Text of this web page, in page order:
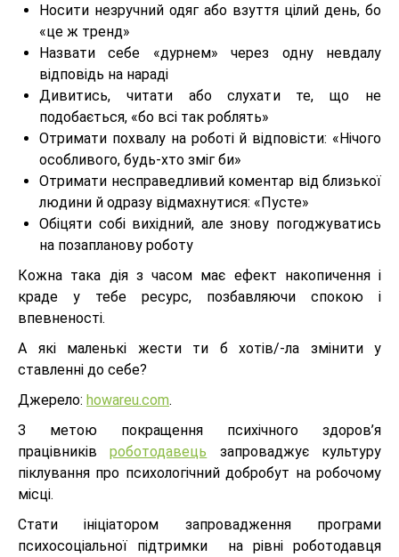
Носити незручний одяг або взуття цілий день, бо
«це ж тренд»
Назвати себе «дурнем» через одну невдалу
відповідь на нараді
Дивитись, читати або слухати те, що не
подобається, «бо всі так роблять»
Отримати похвалу на роботі й відповісти: «Нічого
особливого, будь-хто зміг би»
Отримати несправедливий коментар від близької
людини й одразу відмахнутися: «Пусте»
Обіцяти собі вихідний, але знову погоджуватись
на позапланову роботу
Кожна така дія з часом має ефект накопичення і
краде у тебе ресурс, позбавляючи спокою і
впевненості.
А які маленькі жести ти б хотів/-ла змінити у
ставленні до себе?
Джерело: howareu.com.
З метою покращення психічного здоров’я
працівниківроботодавець запроваджує культуру
піклування про психологічний добробут на робочому
місці.
Стати ініціатором запровадження програми
психосоціальної підтримки на рівні роботодавця